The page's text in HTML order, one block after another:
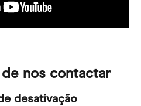
nos contactar
desativação